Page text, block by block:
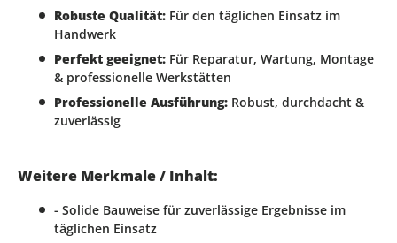
Robuste Qualität: Für den täglichen Einsatz im
Handwerk
Perfekt geeignet: Für Reparatur, Wartung, Montage
& professionelle Werkstätten
Professionelle Ausführung: Robust, durchdacht &
zuverlässig
Weitere Merkmale / Inhalt:
- Solide Bauweise für zuverlässige Ergebnisse im
täglichen Einsatz